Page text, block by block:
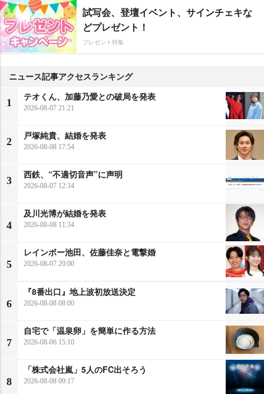
試写会、登壇イベント、サインチェキな
どプレゼント！
プレゼント特集
ニュース記事アクセスランキング
1
テオくん、加藤乃愛との破局を発表
2026-08-07 21:21
2
戸塚純貴、結婚を発表
2026-08-08 17:54
3
西鉄、“不適切音声”に声明
2026-08-07 12:34
4
及川光博が結婚を発表
2026-08-08 11:34
5
レインボー池田、佐藤佳奈と電撃婚
2026-08-07 20:00
6
『8番出口』地上波初放送決定
2026-08-08 08:00
7
自宅で「温泉卵」を簡単に作る方法
2026-08-06 15:10
8
「株式会社嵐」5人のFC出そろう
2026-08-08 09:17